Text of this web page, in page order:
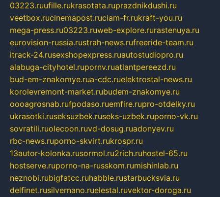
03223.ruufille.rukrasotata.ruprazdnikdushi.ru
veetbox.rucinemapost.ruciam-fr.rukraft-you.ru
mega-press.ru03223.ruweb-explore.rurastenuya.ru
eurovision-russia.rustrah-news.rufreeride-team.ru
itrack-24.rusexshopexpress.ruautostudiopro.ru
alabuga-cityhotel.rupornv.ruatlantpereezd.ru
bud-em-znakomye.rua-cdc.ruelektrostal-news.ru
korolevremont-market.rubudem-znakomye.ru
oooagrosnab.rufpodaso.ruemfire.rupro-otdelky.ru
ukrasotki.ruseksuzbek.ruseks-uzbek.ruporno-vk.ru
sovratili.ruolecoon.ruvd-dosug.ruadonyev.ru
rbc-news.ruporno-skvirt.rukrospr.ru
13autor-kolonka.rusormol.ru2rich.ruhostel-65.ru
hostserve.ruporno-na-russkom.rumishinlab.ru
neznobi.rubigfatcc.ruhabble.rustarbucksvia.ru
delfinet.rusilvernano.ruelestal.ruvektor-doroga.ru